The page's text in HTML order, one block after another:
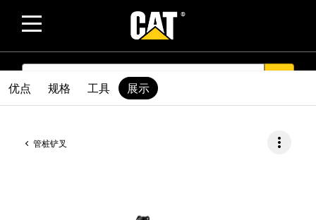
SEARCH
管桩铲叉 more_vert
优点 规格 工具 展示